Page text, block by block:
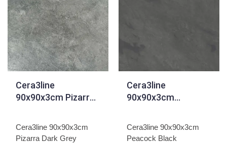
Cera3line
90x90x3cm Pizarra
Cera3line 90x90x3cm
Pizarra Dark Grey
Cera3line
90x90x3cm
Cera3line 90x90x3cm
Peacock Black